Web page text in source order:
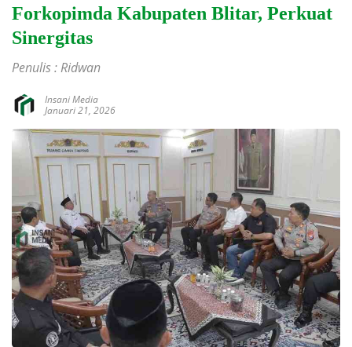
Forkopimda Kabupaten Blitar, Perkuat
Sinergitas
Penulis : Ridwan
Insani Media
Januari 21, 2026